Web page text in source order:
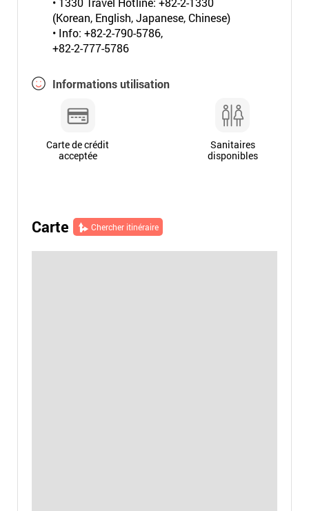
(Korean, English, Japanese, Chinese)
• Info: +82-2-790-5786,
+82-2-777-5786
Informations utilisation
Carte de crédit
acceptée
Sanitaires
disponibles
Carte Chercher itinéraire